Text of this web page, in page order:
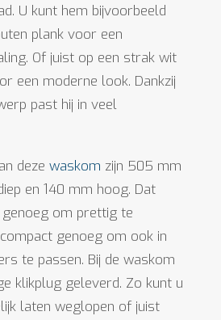
U kunt hem bijvoorbeeld
plank voor een
Of juist op een strak wit
een moderne look. Dankzij
past hij in veel
deze waskom zijn 505 mm
en 140 mm hoog. Dat
om prettig te
genoeg om ook in
te passen. Bij de waskom
klikplug geleverd. Zo kunt u
laten weglopen of juist